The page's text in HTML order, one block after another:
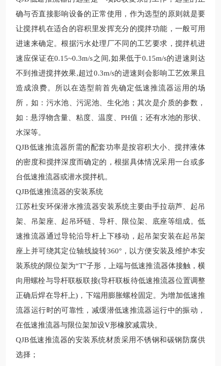
确与否直接影响设备的正常使用，作为选型的原则就是要
让搅拌机在适合的容积里发挥充分的搅拌功能，一般可用
进速来确定。根据污水处理厂不同的工艺要求，搅拌机进
速应保证在0.15~0.3m/s之间,如果低于0.15m/s的进速则达
不到推进搅拌效果,超过0.3m/s的进速则会影响工艺效果且
造成浪费。所以在选型前首先确定低速推流器运用的场
所，如：污水池、污泥池、生化池；其次是介质的参数，
如：悬浮物含量、粘度、温度、 PH值；还有水池的形状、
水深等。
QJB低速推流器所需的配套功率是按容积大小、搅拌液体
的密度和搅拌深度而确定的，根据具体情况采用一台或多
台低速推流器或潜水搅拌机。
QJB低速推流器的安装系统
江苏杜安环保潜水推流器安装系统主要由手拉葫芦、起吊
架、吊架座、起吊环链、导杆、限位架、底座等组成。低
速推流器通过导轮沿导杆上下移动，起吊架安装在起吊架
座上并可绕其定位轴线旋转360°，以方便安装及维护本安
装系统的限位架为“T"子形，上端与低速推流器体接触，横
向用螺栓与导杆联板联接(导杆联板待低速推流器位置调整
正确后焊在导杆上) ，下端用膨胀螺栓固定。为增加低速推
流器运行时的可靠性，减缓潜低速推流器运行中的振动，
在低速推流器与限位架加设V形橡胶减震块。
QJB低速推流器的安装系统材质采用不锈钢和碳钢防腐供
选择；